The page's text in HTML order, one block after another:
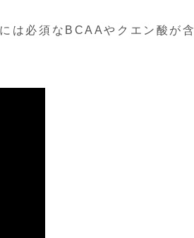
は必須なBCAAやクエン酸が含